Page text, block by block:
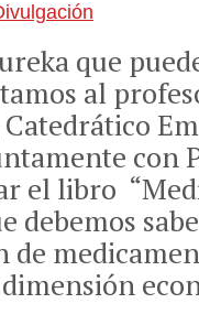
que
al
con
el libro
debemos
de